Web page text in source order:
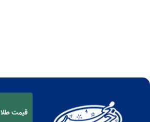
قیمت طلا